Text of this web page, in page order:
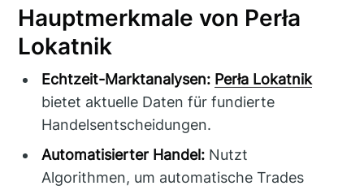
Hauptmerkmale von Perła
Lokatnik
Echtzeit-Marktanalysen: Perła Lokatnik
bietet aktuelle Daten für fundierte
Handelsentscheidungen.
Automatisierter Handel: Nutzt
Algorithmen, um automatische Trades